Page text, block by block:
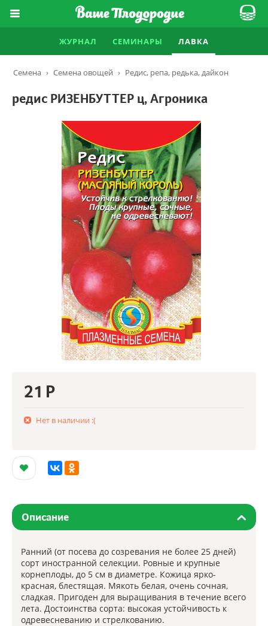
ЖУРНАЛ СЕМИНАРЫ ЛАВКА
Семена › Семена овощей › Редис, репа, редька, дайкон
редис РИЗЕНБУТТЕР ц, Агроника
21 Р
Нет в наличии :(
Описание
Ранний (от посева до созревания не более 25 дней)
сорт иностранной селекции. Ровные и крупные
корнеплоды, до 5 см в диаметре. Кожица ярко-
красная, блестящая. Мякоть белая, очень сочная,
сладкая. Пригоден для выращивания в течение всего
лета. Достоинства сорта: высокая устойчивость к
одревесневанию и стрелкованию.